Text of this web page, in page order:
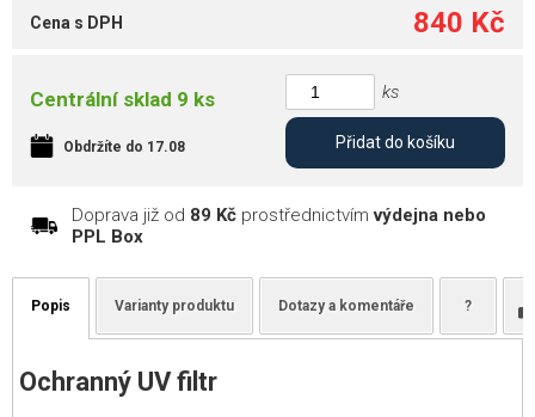
840 Kč
Cena s DPH
Centrální sklad 9 ks
Obdržíte do 17.08
ks
Přidat do košíku
Doprava již od 89 Kč prostřednictvímvýdejna nebo
PPL Box
Popis Varianty produktu Dotazy a komentáře ?
Ochranný UV filtr